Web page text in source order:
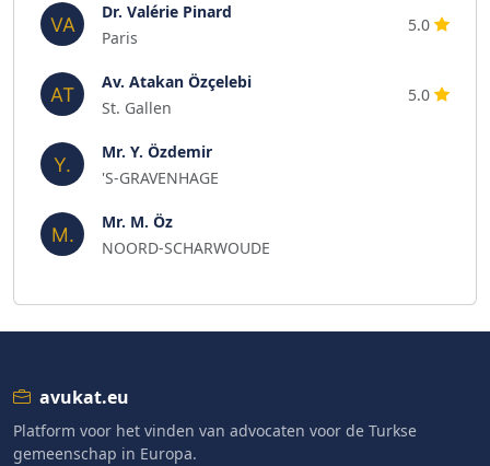
Dr. Valérie Pinard
Paris
5.0
Av. Atakan Özçelebi
St. Gallen
5.0
Mr. Y. Özdemir
'S-GRAVENHAGE
Mr. M. Öz
NOORD-SCHARWOUDE
avukat.eu
Platform voor het vinden van advocaten voor de Turkse
gemeenschap in Europa.